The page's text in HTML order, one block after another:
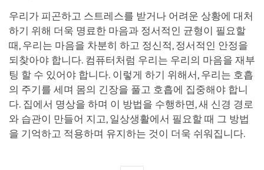
우리가 피곤하고 스트레스를 받거나 어려운 상황에 대처
하기 위해 더욱 명료한 마음과 정서적인 균형이 필요할
때, 우리는 마음을 차분히 하고 정신적, 정서적인 안정을
되찾아야 합니다. 컴퓨터처럼 우리는 우리의 마음을 재부
팅 할 수 있어야 합니다. 이렇게 하기 위해서, 우리는 호흡
의 주기를 세며 몸의 긴장을 풀고 호흡에 집중해야 합니
다. 집에서 명상을 하며 이 방법을 수행하면, 새 신경 경로
와 습관이 만들어 지고, 일상생활에서 필요할 때 그 방법
을 기억하고 적용하며 유지하는 것이 더욱 쉬워집니다.